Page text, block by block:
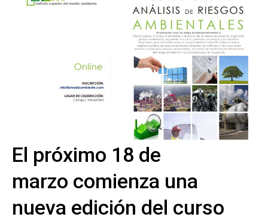
El próximo 18 de
marzo comienza una
nueva edición del curso